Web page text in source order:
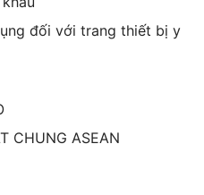
đối với trang thiết bị y
CHUNG ASEAN